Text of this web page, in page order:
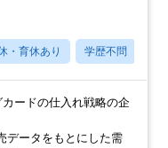
・育休あり 学歴不問
カードの仕入れ戦略の企
データをもとにした需